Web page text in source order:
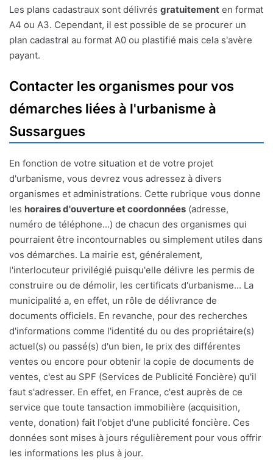
Les plans cadastraux sont délivrés gratuitement en format
A4 ou A3. Cependant, il est possible de se procurer un
plan cadastral au format A0 ou plastifié mais cela s'avère
payant.
Contacter les organismes pour vos
démarches liées à l'urbanisme à
Sussargues
En fonction de votre situation et de votre projet
d'urbanisme, vous devrez vous adressez à divers
organismes et administrations. Cette rubrique vous donne
les horaires d'ouverture et coordonnées (adresse,
numéro de téléphone...) de chacun des organismes qui
pourraient être incontournables ou simplement utiles dans
vos démarches. La mairie est, généralement,
l'interlocuteur privilégié puisqu'elle délivre les permis de
construire ou de démolir, les certificats d'urbanisme... La
municipalité a, en effet, un rôle de délivrance de
documents officiels. En revanche, pour des recherches
d'informations comme l'identité du ou des propriétaire(s)
actuel(s) ou passé(s) d'un bien, le prix des différentes
ventes ou encore pour obtenir la copie de documents de
ventes, c'est au SPF (Services de Publicité Foncière) qu'il
faut s'adresser. En effet, en France, c'est auprès de ce
service que toute tansaction immobilière (acquisition,
vente, donation) fait l'objet d'une publicité foncière. Ces
données sont mises à jours régulièrement pour vous offrir
les informations les plus à jour.